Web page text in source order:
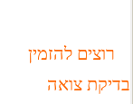
רוצים להזמין
בדיקת צואה